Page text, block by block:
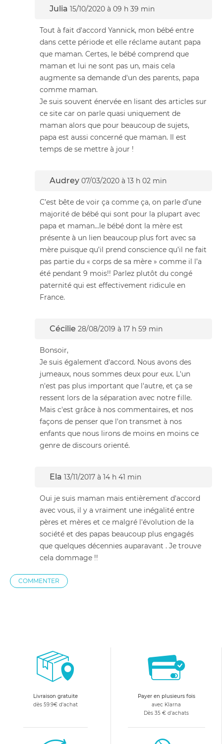
Julia 15/10/2020 à 09 h 39 min
Tout à fait d'accord Yannick, mon bébé entre
dans cette période et elle réclame autant papa
que maman. Certes, le bébé comprend que
maman et lui ne sont pas un, mais cela
augmente sa demande d'un des parents, papa
comme maman.
Je suis souvent énervée en lisant des articles sur
ce site car on parle quasi uniquement de
maman alors que pour beaucoup de sujets,
papa est aussi concerné que maman. Il est
temps de se mettre à jour !
Audrey 07/03/2020 à 13 h 02 min
C’est bête de voir ça comme ça, on parle d’une
majorité de bébé qui sont pour la plupart avec
papa et maman...le bébé dont la mère est
présente à un lien beaucoup plus fort avec sa
mère puisque qu’il prend conscience qu’il ne fait
pas partie du « corps de sa mère » comme il l’a
été pendant 9 mois!! Parlez plutôt du congé
paternité qui est effectivement ridicule en
France.
Cécilie 28/08/2019 à 17 h 59 min
Bonsoir,
Je suis également d'accord. Nous avons des
jumeaux, nous sommes deux pour eux. L'un
n'est pas plus important que l'autre, et ça se
ressent lors de la séparation avec notre fille.
Mais c'est grâce à nos commentaires, et nos
façons de penser que l'on transmet à nos
enfants que nous lirons de moins en moins ce
genre de discours orienté.
Ela 13/11/2017 à 14 h 41 min
Oui je suis maman mais entièrement d'accord
avec vous, il y a vraiment une inégalité entre
pères et mères et ce malgré l'évolution de la
société et des papas beaucoup plus engagés
que quelques décennies auparavant . Je trouve
cela dommage !!
COMMENTER
Livraison gratuite
dès 59.9€ d'achat
Payer en plusieurs fois
avec Klarna
Dès 35 € d'achats